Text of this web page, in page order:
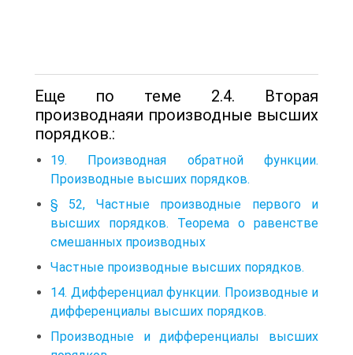
Еще по теме 2.4. Вторая
производнаяи производные высших
порядков.:
19. Производная обратной функции.
Производные высших порядков.
§ 52, Частные производные первого и
высших порядков. Теорема о равенстве
смешанных производных
Частные производные высших порядков.
14. Дифференциал функции. Производные и
дифференциалы высших порядков.
Производные и дифференциалы высших